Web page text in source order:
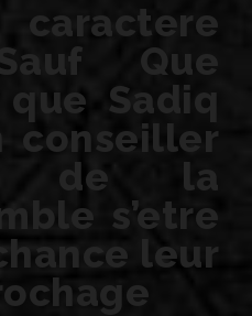
Que
Sadiq
conseiller
de la
s’etre
leur